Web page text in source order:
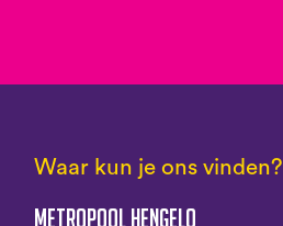
Waar kun je ons vinden?
Metropool Hengelo